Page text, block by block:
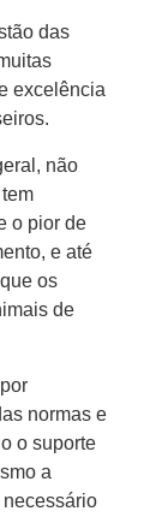
das
excelência
não
o pior de
e até
os
de
normas e
o suporte
a